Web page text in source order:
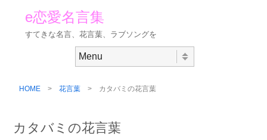
e恋愛名言集
すてきな名言、花言葉、ラブソングを
HOME > 花言葉 > カタバミの花言葉
カタバミの花言葉